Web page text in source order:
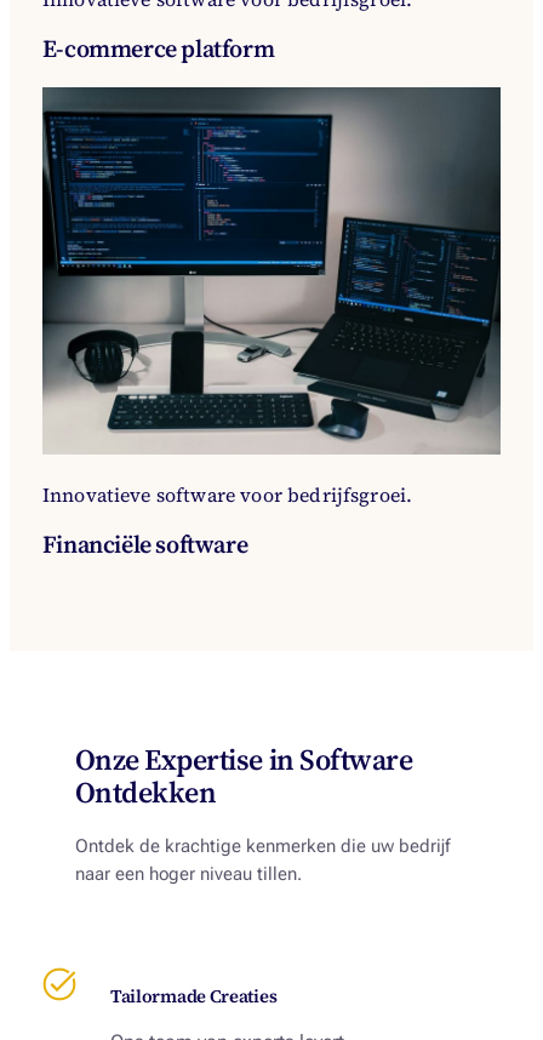
E-commerce platform
Innovatieve software voor bedrijfsgroei.
Financiële software
Onze Expertise in Software
Ontdekken
Ontdek de krachtige kenmerken die uw bedrijf
naar een hoger niveau tillen.
Tailormade Creaties